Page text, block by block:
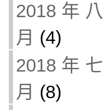
2018 年 八
月 (4)
2018 年 七
月 (8)